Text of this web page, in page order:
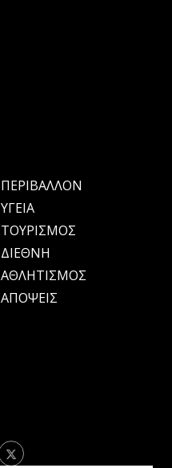
ΠΕΡΙΒΑΛΛΟΝ
ΥΓΕΙΑ
ΤΟΥΡΙΣΜΟΣ
ΔΙΕΘΝΗ
ΑΘΛΗΤΙΣΜΟΣ
ΑΠΟΨΕΙΣ